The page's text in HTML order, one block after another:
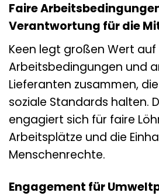
Faire
Verantwortung für die
Keen legt großen Wert auf
Arbeitsbedingungen und
Lieferanten zusammen,
soziale Standards halten.
engagiert sich für faire
Arbeitsplätze und die
Menschenrechte.
Engagement für